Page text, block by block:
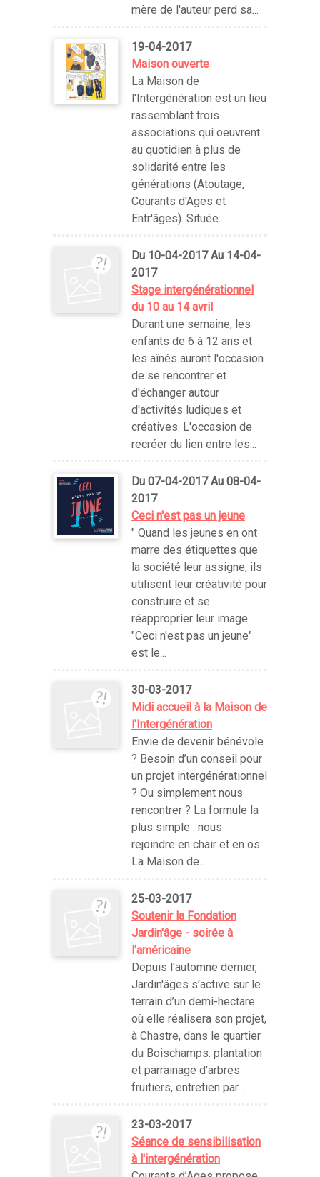
mère de l'auteur perd sa...
19-04-2017
Maison ouverte
La Maison de
l'Intergénération est un lieu
rassemblant trois
associations qui oeuvrent
au quotidien à plus de
solidarité entre les
générations (Atoutage,
Courants d'Ages et
Entr'âges). Située...
Du 10-04-2017 Au 14-04-
2017
Stage intergénérationnel
du 10 au 14 avril
Durant une semaine, les
enfants de 6 à 12 ans et
les aînés auront l'occasion
de se rencontrer et
d'échanger autour
d'activités ludiques et
créatives. L'occasion de
recréer du lien entre les...
Du 07-04-2017 Au 08-04-
2017
Ceci n'est pas un jeune
" Quand les jeunes en ont
marre des étiquettes que
la société leur assigne, ils
utilisent leur créativité pour
construire et se
réapproprier leur image.
"Ceci n'est pas un jeune"
est le...
30-03-2017
Midi accueil à la Maison de
l'Intergénération
Envie de devenir bénévole
? Besoin d’un conseil pour
un projet intergénérationnel
? Ou simplement nous
rencontrer ? La formule la
plus simple : nous
rejoindre en chair et en os.
La Maison de...
25-03-2017
Soutenir la Fondation
Jardin'âge - soirée à
l'américaine
Depuis l'automne dernier,
Jardin'âges s'active sur le
terrain d’un demi-hectare
où elle réalisera son projet,
à Chastre, dans le quartier
du Boischamps: plantation
et parrainage d'arbres
fruitiers, entretien par...
23-03-2017
Séance de sensibilisation
à l'intergénération